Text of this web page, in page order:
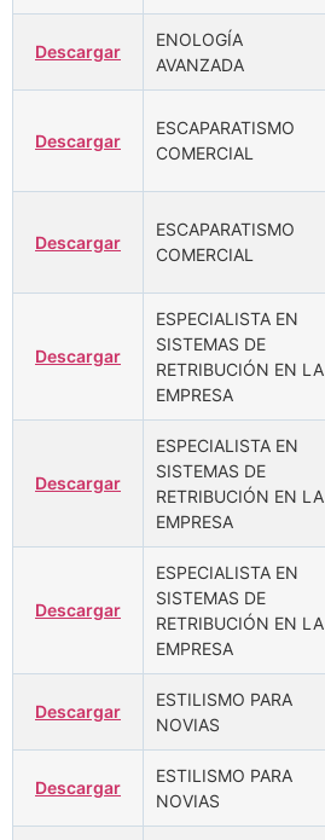
Descargar
ENOLOGÍA
AVANZADA
Descargar
ESCAPARATISMO
COMERCIAL
Descargar
ESCAPARATISMO
COMERCIAL
Descargar
ESPECIALISTA EN
SISTEMAS DE
RETRIBUCIÓN EN LA
EMPRESA
Descargar
ESPECIALISTA EN
SISTEMAS DE
RETRIBUCIÓN EN LA
EMPRESA
Descargar
ESPECIALISTA EN
SISTEMAS DE
RETRIBUCIÓN EN LA
EMPRESA
Descargar
ESTILISMO PARA
NOVIAS
Descargar
ESTILISMO PARA
NOVIAS